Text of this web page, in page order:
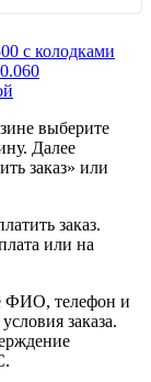
с колодками
выберите
Далее
заказ» или
заказ.
или на
ФИО, телефон и
заказа.